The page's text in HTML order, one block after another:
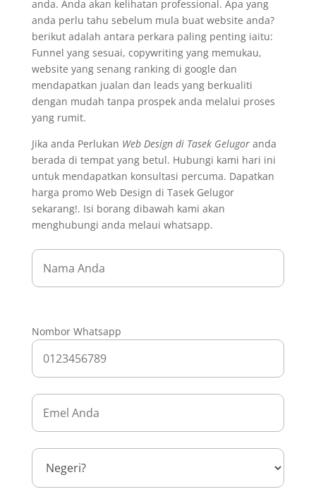
anda. Anda akan kelihatan professional. Apa yang
anda perlu tahu sebelum mula buat website anda?
berikut adalah antara perkara paling penting iaitu:
Funnel yang sesuai, copywriting yang memukau,
website yang senang ranking di google dan
mendapatkan jualan dan leads yang berkualiti
dengan mudah tanpa prospek anda melalui proses
yang rumit.
Jika anda Perlukan Web Design di Tasek Gelugoranda
berada di tempat yang betul. Hubungi kami hari ini
untuk mendapatkan konsultasi percuma. Dapatkan
harga promo Web Design di Tasek Gelugor
sekarang!. Isi borang dibawah kami akan
menghubungi anda melaui whatsapp.
Nombor Whatsapp